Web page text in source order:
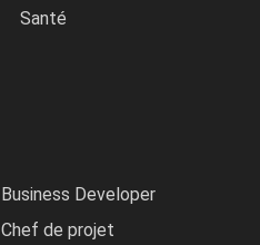
Santé
Business Developer
Chef de projet